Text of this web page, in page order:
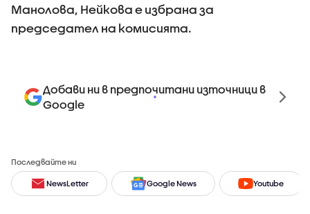
Манолова, Нейкова е избрана за
председател на комисията.
Добави ни в предпочитани източници в
Google
Последвайте ни
NewsLetter Google News Youtube